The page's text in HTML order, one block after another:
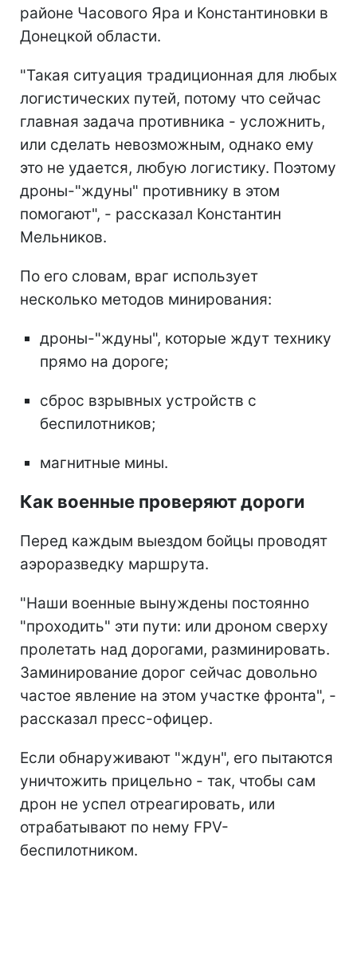
районе Часового Яра и Константиновки в
Донецкой области.
"Такая ситуация традиционная для любых
логистических путей, потому что сейчас
главная задача противника - усложнить,
или сделать невозможным, однако ему
это не удается, любую логистику. Поэтому
дроны-"ждуны" противнику в этом
помогают", - рассказал Константин
Мельников.
По его словам, враг использует
несколько методов минирования:
дроны-"ждуны", которые ждут технику
прямо на дороге;
сброс взрывных устройств с
беспилотников;
магнитные мины.
Как военные проверяют дороги
Перед каждым выездом бойцы проводят
аэроразведку маршрута.
"Наши военные вынуждены постоянно
"проходить" эти пути: или дроном сверху
пролетать над дорогами, разминировать.
Заминирование дорог сейчас довольно
частое явление на этом участке фронта", -
рассказал пресс-офицер.
Если обнаруживают "ждун", его пытаются
уничтожить прицельно - так, чтобы сам
дрон не успел отреагировать, или
отрабатывают по нему FPV-
беспилотником.